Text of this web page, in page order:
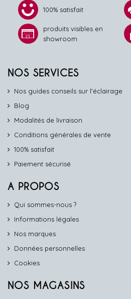
100% satisfait
produits visibles en
showroom
NOS SERVICES
Nos guides conseils sur l'éclairage
Blog
Modalités de livraison
Conditions générales de vente
100% satisfait
Paiement sécurisé
A PROPOS
Qui sommes-nous ?
Informations légales
Nos marques
Données personnelles
Cookies
NOS MAGASINS